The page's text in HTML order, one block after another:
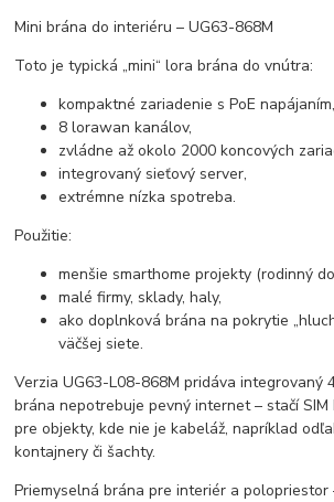
Mini brána do interiéru – UG63-868M
Toto je typická „mini“ lora brána do vnútra:
kompaktné zariadenie s PoE napájaním,
8 lorawan kanálov,
zvládne až okolo 2000 koncových
integrovaný sieťový server,
extrémne nízka spotreba.
Použitie:
menšie smarthome projekty (rodinný
malé firmy, sklady, haly,
ako doplnková brána na pokrytie
väčšej siete.
Verzia UG63-L08-868M pridáva integrovaný
brána nepotrebuje pevný internet – stačí
pre objekty, kde nie je kabeláž, napríklad
kontajnery či šachty.
Priemyselná brána pre interiér a polopriestor